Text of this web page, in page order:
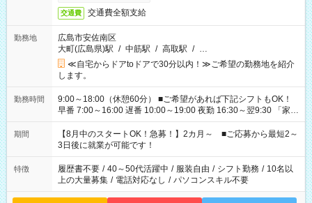
交通費 交通費全額支給
勤務地
広島市安佐南区
大町(広島県)駅 / 中筋駅 / 高取駅 / …
≪自宅からドアtoドアで30分以内！≫ご希望の勤務地を紹介
します。
勤務時間
9:00～18:00（休憩60分） ■ご希望があれば下記シフトもOK！
早番 7:00～16:00 遅番 10:00～19:00 夜勤 16:30～翌9:30 「家族
と休みを合わせたい」 「余裕を持って夕飯の準備がしたい」
「できれば残業はしたくない」 など、ご希望を教えてください
ね。 ※Wワーク希望の方へ 今ご覧のお仕事で希望する勤務時間
と、もう1つのお仕事の勤務時間。 合計で週40時間を超える場
合は応募できません。
期間
【8月中のスタートOK！急募！】2カ月～ ■ご応募から最短2～
3日後に就業が可能です！
特徴 履歴書不要 / 40～50代活躍中 / 服装自由 / シフト勤務 / 10名以
上の大量募集 / 電話対応なし / パソコンスキル不要